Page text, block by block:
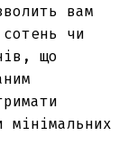
вам
чи
що
мінімальних